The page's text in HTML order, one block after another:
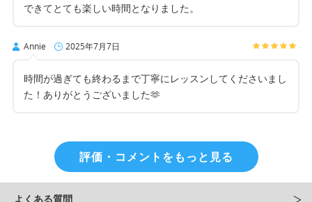
できてとても楽しい時間となりました。
Annie 2025年7月7日
時間が過ぎても終わるまで丁寧にレッスンしてくださいまし
た！ありがとうございました🫶
評価・コメントをもっと見る
よくある質問